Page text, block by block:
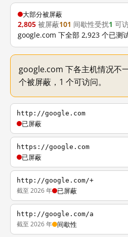
大部分被屏蔽
2,805 被屏蔽101 间歇性受扰1 可
google.com 下全部 2,923 个已测
google.com 下各主机情况不
个被屏蔽，1 个可访问。
http://google.com
已屏蔽
https://google.com
已屏蔽
http://google.com/+
截至 2026 年 已屏蔽
http://google.com/a
截至 2026 年 间歇性